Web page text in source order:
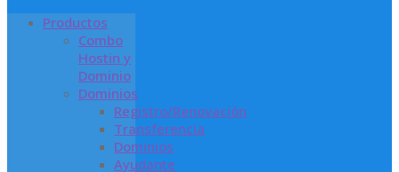
Productos
Combo
Hostin y
Dominio
Dominios
Registro/Renovación
Transferencia
Dominios
Ayudante